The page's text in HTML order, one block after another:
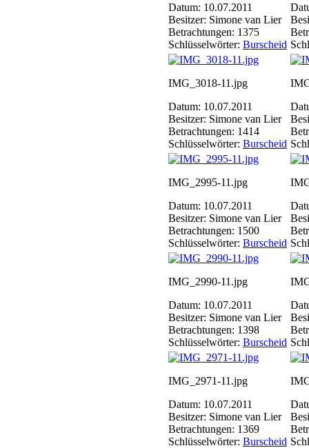
Datum: 10.07.2011
Besitzer: Simone van Lier
Betrachtungen: 1375
Schlüsselwörter: Burscheid
IMG_3018-11.jpg
Datum: 10.07.2011
Besitzer: Simone van Lier
Betrachtungen: 1414
Schlüsselwörter: Burscheid
IMG_2995-11.jpg
Datum: 10.07.2011
Besitzer: Simone van Lier
Betrachtungen: 1500
Schlüsselwörter: Burscheid
IMG_2990-11.jpg
Datum: 10.07.2011
Besitzer: Simone van Lier
Betrachtungen: 1398
Schlüsselwörter: Burscheid
IMG_2971-11.jpg
Datum: 10.07.2011
Besitzer: Simone van Lier
Betrachtungen: 1369
Schlüsselwörter: Burscheid